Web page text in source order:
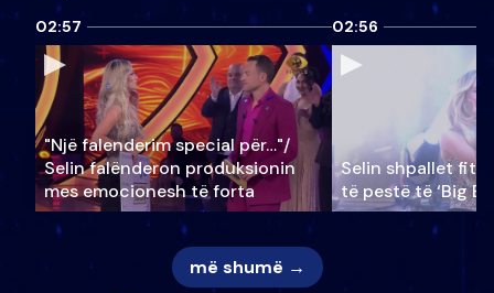
02:57
"Një falenderim special për…"/
Selin falënderon produksionin
mes emocionesh të forta
02:56
Selin shpallet
të pestë të ‘Big
më shumë →